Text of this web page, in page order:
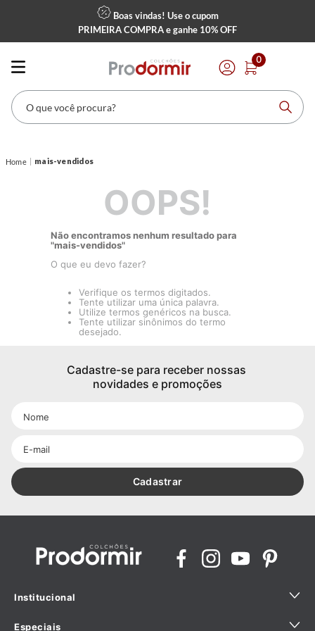
Boas vindas! Use o cupom
PRIMEIRA COMPRAe ganhe 10% OFF
0
O que você procura?
mais-vendidos
OOPS!
Não encontramos nenhum resultado para
"mais-vendidos"
O que eu devo fazer?
Verifique os termos digitados.
Tente utilizar uma única palavra.
Utilize termos genéricos na busca.
Tente utilizar sinônimos do termo
desejado.
Cadastre-se para receber nossas
novidades e promoções
Cadastrar
Institucional
Especiais